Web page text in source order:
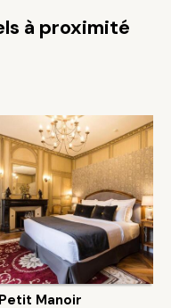
à proximité
Manoir